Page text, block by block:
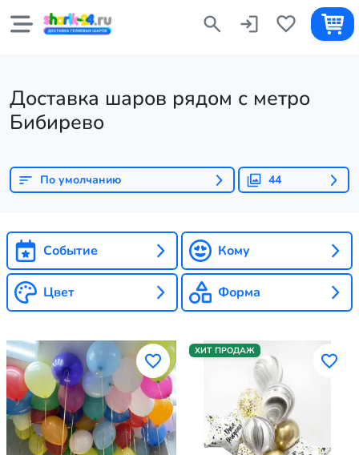
Доставка шаров рядом с метро
Бибирево
По умолчанию 44
Событие Кому
Цвет Форма
ХИТ ПРОДАЖ